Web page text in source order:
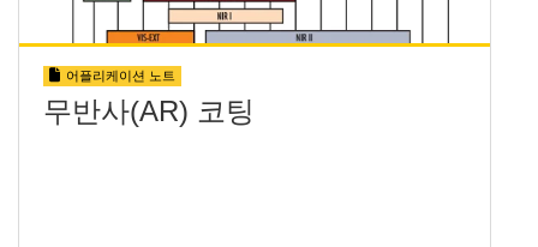
어플리케이션 노트
무반사(AR) 코팅